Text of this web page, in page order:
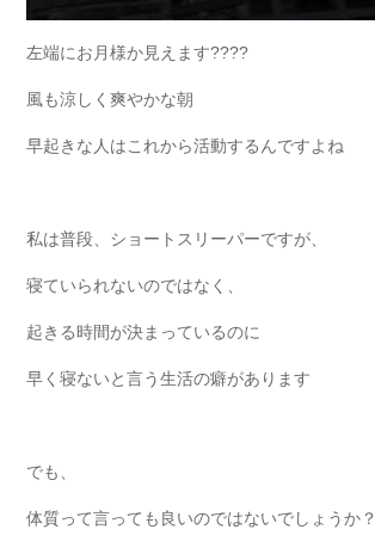
左端にお月様か見えます????
風も涼しく爽やかな朝
早起きな人はこれから活動するんですよね
私は普段、ショートスリーパーですが、
寝ていられないのではなく、
起きる時間が決まっているのに
早く寝ないと言う生活の癖があります
でも、
体質って言っても良いのではないでしょうか？